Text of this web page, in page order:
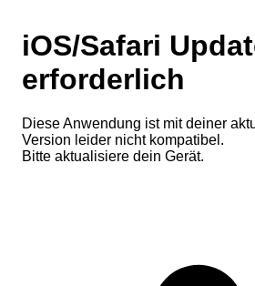
iOS/Safari
erforderlich
Diese Anwendung ist mit deiner
Version leider nicht kompatibel.
Bitte aktualisiere dein Gerät.